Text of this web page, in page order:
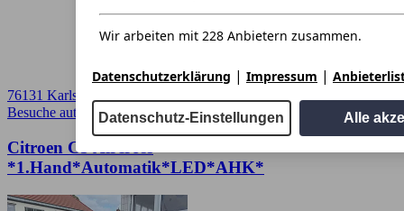
76131 Karlsruhe
Besuche autoscout24.de➚
Citroen C5 Aircross
*1.Hand*Automatik*LED*AHK*
Wir arbeiten mit 228 Anbietern zusammen.
Datenschutzerklärung | Impressum |
Datenschutz-Einstellungen Alle